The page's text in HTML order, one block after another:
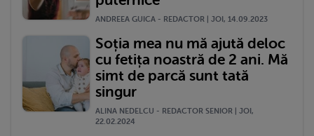
ANDREEA GUICA - REDACTOR | JOI, 14.09.2023
Soția mea nu mă ajută deloc
cu fetița noastră de 2 ani. Mă
simt de parcă sunt tată
singur
ALINA NEDELCU - REDACTOR SENIOR | JOI,
22.02.2024